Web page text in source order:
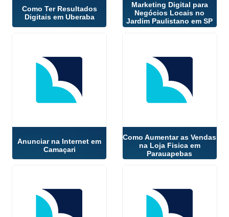
Como Ter Resultados
Digitais em Uberaba
Marketing Digital para
Negócios Locais no
Jardim Paulistano em SP
Anunciar na Internet em
Camaçari
Como Aumentar as Vendas
na Loja Fisica em
Parauapebas